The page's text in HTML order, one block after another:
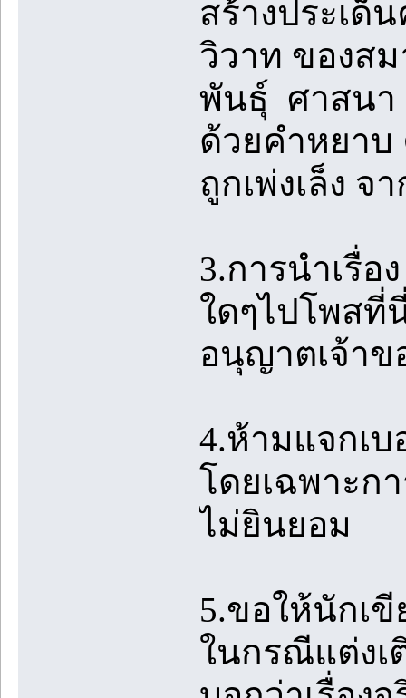
สร้างประเด็
วิวาท ของสม
พันธุ์ ศาสนา
ด้วยคำหยาบ
ถูกเพ่งเล็ง จ
3.การนำเรื่
ใดๆไปโพส
อนุญาตเจ้าข
4.ห้ามแจกเบ
โดยเฉพาะก
ไม่ยินยอม
5.ขอให้นักเ
ในกรณีแต่งเ